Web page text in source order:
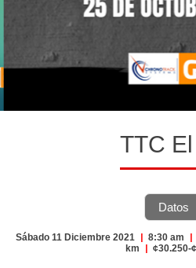
TTC
Datos
Sábado 11 Diciembre 2021 | 8:30 am |
km
| ¢30.250-